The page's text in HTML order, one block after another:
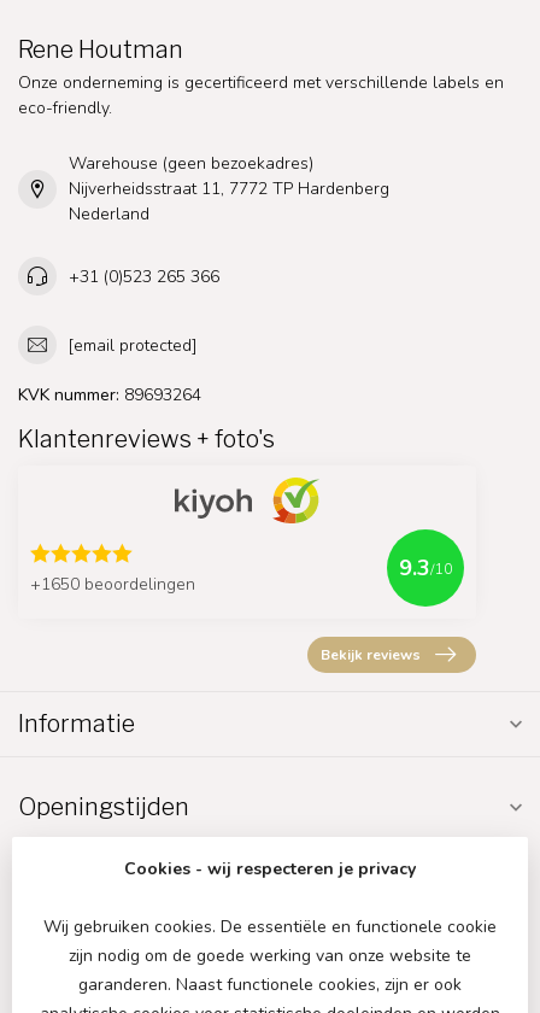
Rene Houtman
Onze onderneming is gecertificeerd met verschillende labels en
eco-friendly.
Warehouse (geen bezoekadres)
Nijverheidsstraat 11, 7772 TP Hardenberg
Nederland
+31 (0)523 265 366
[email protected]
KVK nummer: 89693264
Klantenreviews + foto's
+1650 beoordelingen
9.3/10
Bekijk reviews
Informatie
Openingstijden
Cookies - wij respecteren je privacy
Wij gebruiken cookies. De essentiële en functionele cookie
zijn nodig om de goede werking van onze website te
garanderen. Naast functionele cookies, zijn er ook